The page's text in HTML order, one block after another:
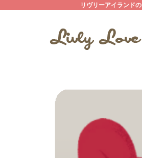
リヴリーアイランド